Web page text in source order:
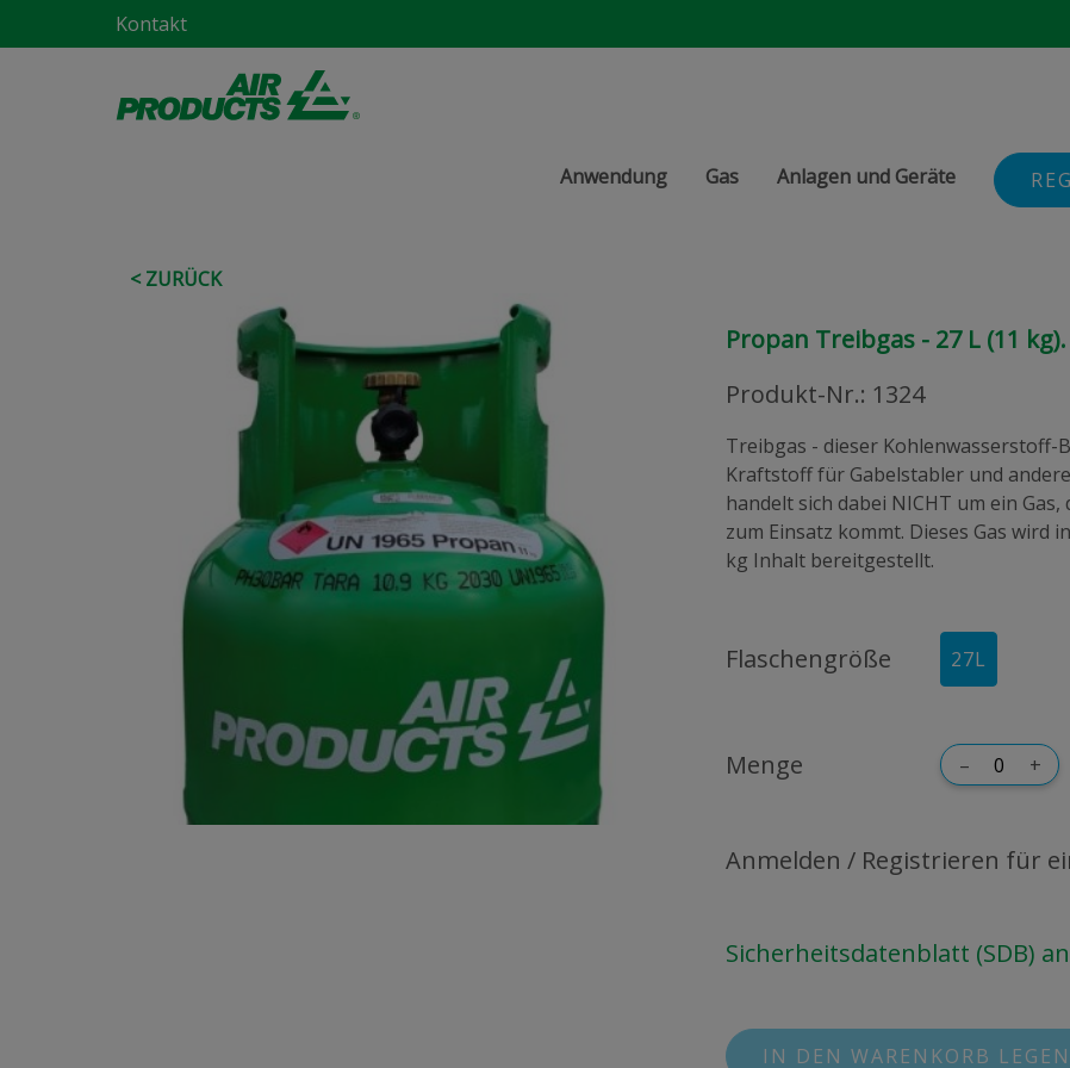
Kontakt
Anwendung Gas Anlagen und Geräte
< ZURÜCK
Propan Treibgas - 27 L (11
Produkt-Nr.: 1324
Treibgas - dieser Kohlenwasserstoff-
Kraftstoff für Gabelstabler und
handelt sich dabei NICHT um ein
zum Einsatz kommt. Dieses Gas wird
kg Inhalt bereitgestellt.
Flaschengröße 27L
Menge – +
Anmelden / Registrieren für
Sicherheitsdatenblatt (SDB)
IN DEN WARENKORB LEGEN